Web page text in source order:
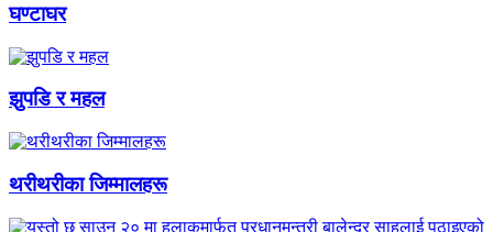
घण्टाघर
झुपडि र महल
थरीथरीका जिम्मालहरू